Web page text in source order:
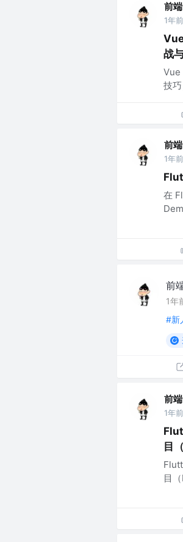
前
1年前
战
Vue
技
前
1年前
在
前
1年
#新
前
1年前
目
目